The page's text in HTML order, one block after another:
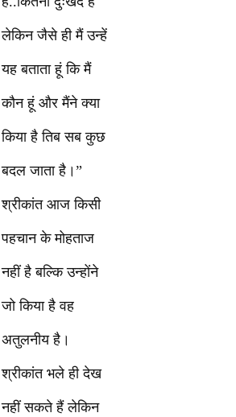
लेकिन जैसे ही मैं उन्हें
यह बताता हूं कि मैं
कौन हूं और मैंने क्या
किया है तिब सब कुछ
बदल जाता है।”
श्रीकांत आज किसी
पहचान के मोहताज
नहीं है बल्कि उन्होंने
जो किया है वह
अतुलनीय है।
श्रीकांत भले ही देख
नहीं सकते हैं लेकिन